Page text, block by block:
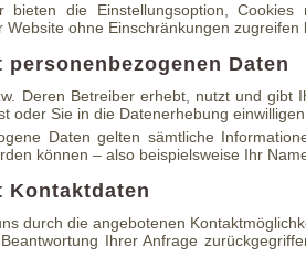
bieten die Einstellungsoption,
Website ohne Einschränkungen
personenbezogenen Daten
Deren Betreiber erhebt, nutzt und
oder Sie in die Datenerhebung
Daten gelten sämtliche
können – also beispielsweise Ihr
Kontaktdaten
durch die angebotenen
Ihrer Anfrage